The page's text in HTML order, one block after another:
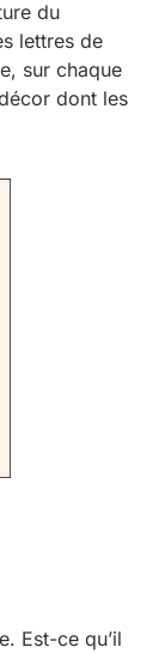
du
lettres de
sur chaque
dont les
Est-ce qu’il